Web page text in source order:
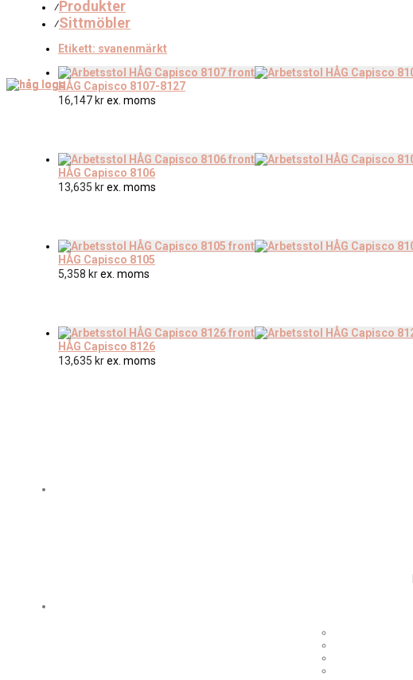
⁄Produkter
⁄Sittmöbler
Etikett: svanenmärkt
HÅG Capisco 8107-8127
16,147 krex. moms
HÅG Capisco 8106
13,635 krex. moms
HÅG Capisco 8105
5,358 krex. moms
HÅG Capisco 8126
13,635 krex. moms